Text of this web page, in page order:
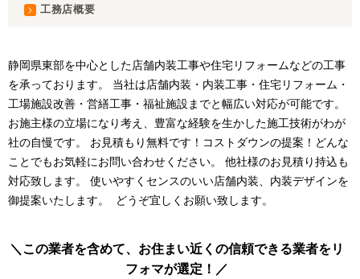
工務店概要
静岡県東部を中心とした店舗内装工事や住宅リフォームなどの工事
を承っております。
当社は店舗内装・内装工事・住宅リフォーム・
工場施設改善・営繕工事・福祉施設までと幅広い対応が可能です。
お施主様の立場になり考え、豊富な経験を生かした施工技術がわが
社の自慢です。
お見積もり無料です！コストダウンの提案！どんな
ことでもお気軽にお問い合わせください。
他社様のお見積り持込も
対応致します。
使いやすくセンスのいい店舗内装、内装デザインを
御提案いたします。
どうぞ宜しくお願い致します。
この業者を含めて、お住まい近くの信頼できる業者をリ
フォマが選定！